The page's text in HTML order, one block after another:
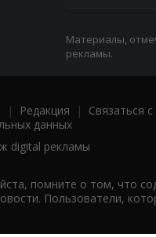
Материалы,
рекламы.
| Редакция | Связаться
данных
digital рекламы
помните о том, что
Пользователи,